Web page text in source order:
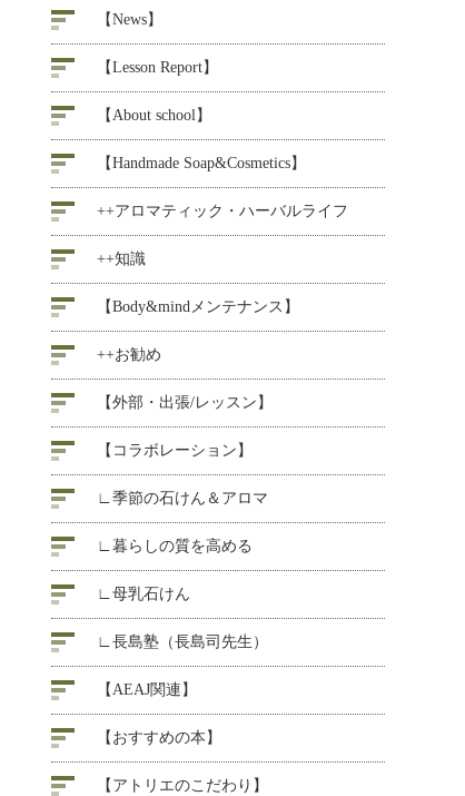
【News】
【Lesson Report】
【About school】
【Handmade Soap&Cosmetics】
++アロマティック・ハーバルライフ
++知識
【Body&mindメンテナンス】
++お勧め
【外部・出張/レッスン】
【コラボレーション】
∟季節の石けん＆アロマ
∟暮らしの質を高める
∟母乳石けん
∟長島塾（長島司先生）
【AEAJ関連】
【おすすめの本】
【アトリエのこだわり】